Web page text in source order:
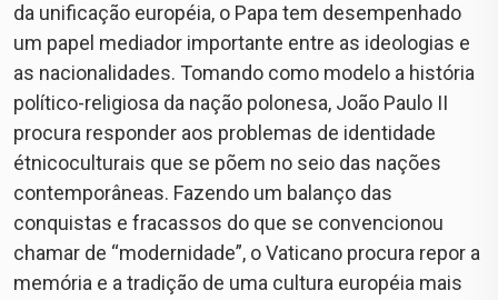
da unificação européia, o Papa tem desempenhado
um papel mediador importante entre as ideologias e
as nacionalidades. Tomando como modelo a história
político-religiosa da nação polonesa, João Paulo II
procura responder aos problemas de identidade
étnicoculturais que se põem no seio das nações
contemporâneas. Fazendo um balanço das
conquistas e fracassos do que se convencionou
chamar de “modernidade”, o Vaticano procura repor a
memória e a tradição de uma cultura européia mais